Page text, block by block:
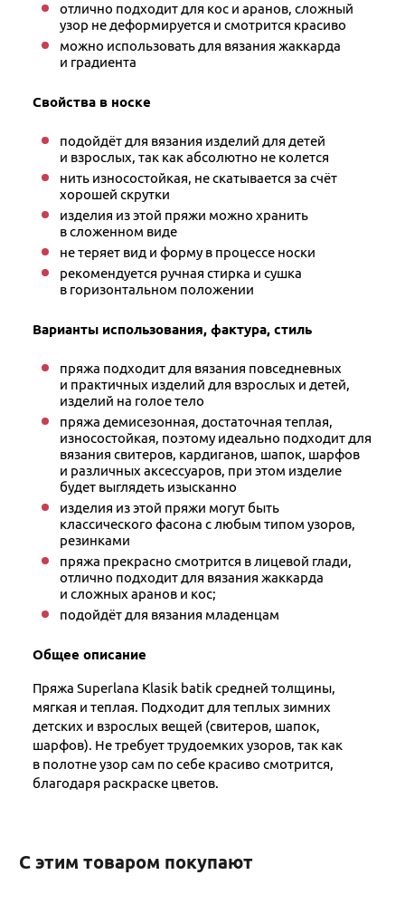
отлично подходит для кос и аранов, сложный
узор не деформируется и смотрится красиво
можно использовать для вязания жаккарда
и градиента
Свойства в носке
подойдёт для вязания изделий для детей
и взрослых, так как абсолютно не колется
нить износостойкая, не скатывается за счёт
хорошей скрутки
изделия из этой пряжи можно хранить
в сложенном виде
не теряет вид и форму в процессе носки
рекомендуется ручная стирка и сушка
в горизонтальном положении
Варианты использования, фактура, стиль
пряжа подходит для вязания повседневных
и практичных изделий для взрослых и детей,
изделий на голое тело
пряжа демисезонная, достаточная теплая,
износостойкая, поэтому идеально подходит для
вязания свитеров, кардиганов, шапок, шарфов
и различных аксессуаров, при этом изделие
будет выглядеть изысканно
изделия из этой пряжи могут быть
классического фасона с любым типом узоров,
резинками
пряжа прекрасно смотрится в лицевой глади,
отлично подходит для вязания жаккарда
и сложных аранов и кос;
подойдёт для вязания младенцам
Общее описание
Пряжа Superlana Klasik batik средней толщины,
мягкая и теплая. Подходит для теплых зимних
детских и взрослых вещей (свитеров, шапок,
шарфов). Не требует трудоемких узоров, так как
в полотне узор сам по себе красиво смотрится,
благодаря раскраске цветов.
С этим товаром покупают